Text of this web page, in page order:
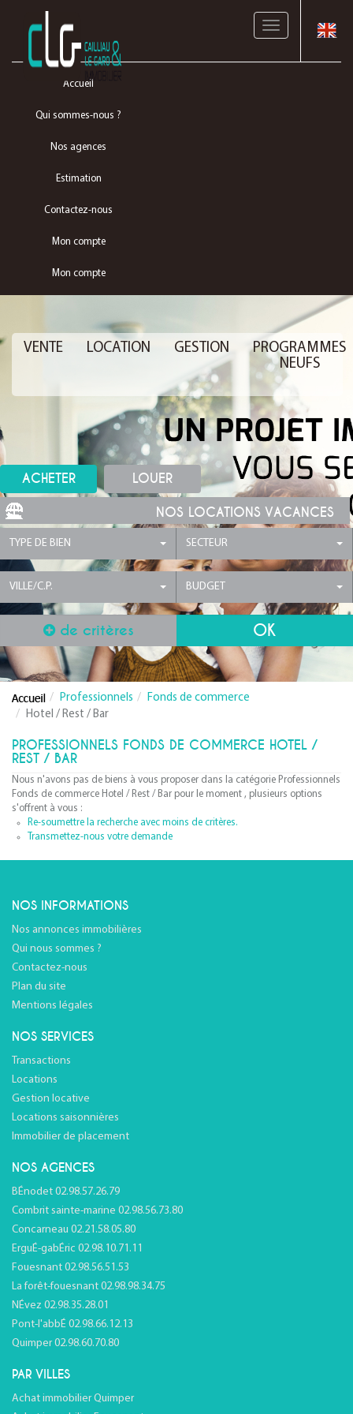
Toggle
Accueil
Qui sommes-nous ?
Nos agences
Estimation
Contactez-nous
Mon compte
Mon compte
VENTE LOCATION GESTION
PROGRAMMES
NEUFS
ACHETER LOUER
NOS LOCATIONS VACANCES
TYPE DE BIEN SECTEUR
VILLE/C.P. BUDGET
de critères
Professionnels
Fonds de commerce
Hotel / Rest / Bar
PROFESSIONNELS FONDS DE COMMERCE HOTEL /
REST / BAR
Nous n'avons pas de biens à vous proposer dans la catégorie Professionnels
Fonds de commerce Hotel / Rest / Bar pour le moment , plusieurs options
s'offrent à vous :
Re-soumettre la recherche avec moins de critères.
Transmettez-nous votre demande
NOS INFORMATIONS
Nos annonces immobilières
Qui nous sommes ?
Contactez-nous
Plan du site
Mentions légales
NOS SERVICES
Transactions
Locations
Gestion locative
Locations saisonnières
Immobilier de placement
NOS AGENCES
BÉnodet 02.98.57.26.79
Combrit sainte-marine 02.98.56.73.80
Concarneau 02.21.58.05.80
ErguÉ-gabÉric 02.98.10.71.11
Fouesnant 02.98.56.51.53
La forêt-fouesnant 02.98.98.34.75
NÉvez 02.98.35.28.01
Pont-l'abbÉ 02.98.66.12.13
Quimper 02.98.60.70.80
PAR VILLES
Achat immobilier Quimper